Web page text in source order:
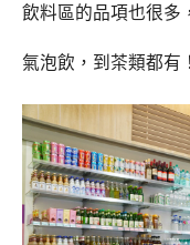
飲料區的品項也很多
氣泡飲，到茶類都有！